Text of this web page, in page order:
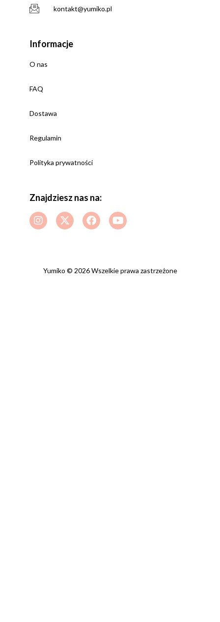
kontakt@yumiko.pl
Informacje
O nas
FAQ
Dostawa
Regulamin
Polityka prywatności
Znajdziesz nas na:
Yumiko © 2026 Wszelkie prawa zastrzeżone